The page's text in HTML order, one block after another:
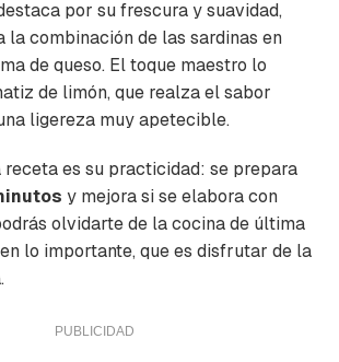
por su frescura y suavidad,
la combinación de las sardinas en
de queso. El toque maestro lo
de limón, que realza el sabor
ligereza muy apetecible.
receta es su practicidad: se prepara
y mejora si se elabora con
olvidarte de la cocina de última
lo importante, que es disfrutar de la